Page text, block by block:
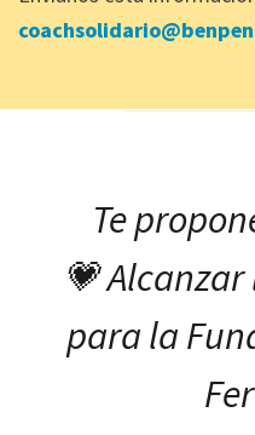
Te
💗 Alcanzar
para la